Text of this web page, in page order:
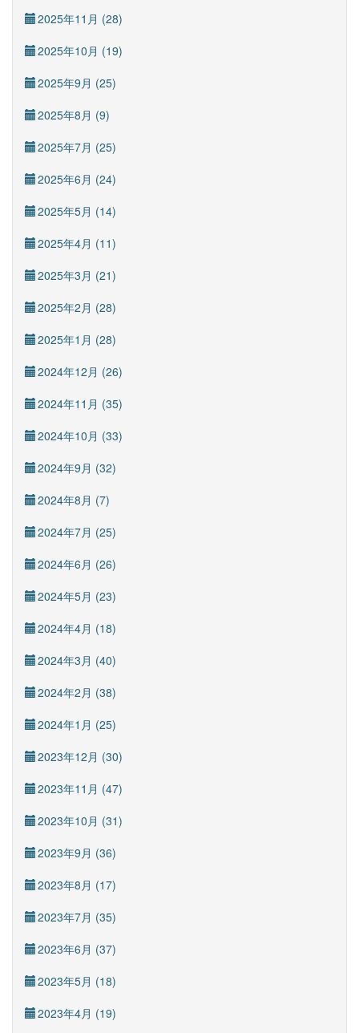
2025年11月 (28)
2025年10月 (19)
2025年9月 (25)
2025年8月 (9)
2025年7月 (25)
2025年6月 (24)
2025年5月 (14)
2025年4月 (11)
2025年3月 (21)
2025年2月 (28)
2025年1月 (28)
2024年12月 (26)
2024年11月 (35)
2024年10月 (33)
2024年9月 (32)
2024年8月 (7)
2024年7月 (25)
2024年6月 (26)
2024年5月 (23)
2024年4月 (18)
2024年3月 (40)
2024年2月 (38)
2024年1月 (25)
2023年12月 (30)
2023年11月 (47)
2023年10月 (31)
2023年9月 (36)
2023年8月 (17)
2023年7月 (35)
2023年6月 (37)
2023年5月 (18)
2023年4月 (19)